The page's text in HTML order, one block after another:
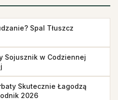
Spal Tłuszcz
Sojusznik w Codziennej
Skutecznie Łagodzą
2026